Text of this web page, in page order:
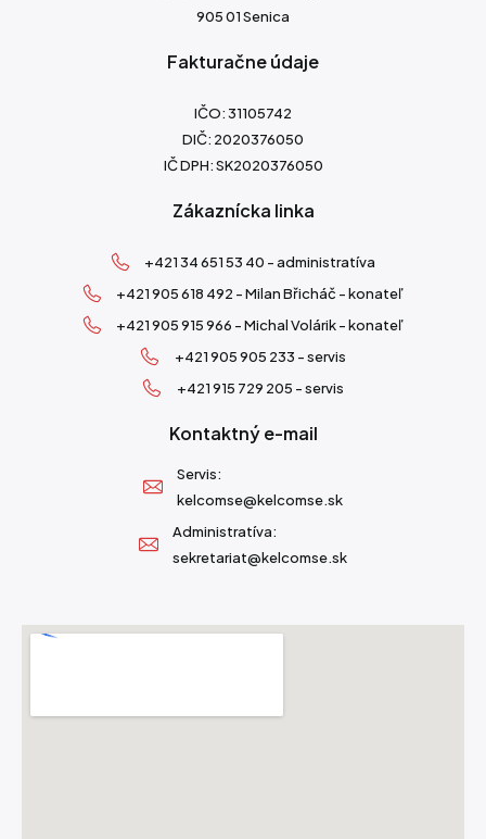
905 01 Senica
Fakturačne údaje
IČO: 31105742
DIČ: 2020376050
IČ DPH: SK2020376050
Zákaznícka linka
+421 34 651 53 40 - administratíva
+421 905 618 492 - Milan Břicháč - konateľ
+421 905 915 966 - Michal Volárik - konateľ
+421 905 905 233 - servis
+421 915 729 205 - servis
Kontaktný e-mail
Servis:
kelcomse@kelcomse.sk
Administratíva:
sekretariat@kelcomse.sk